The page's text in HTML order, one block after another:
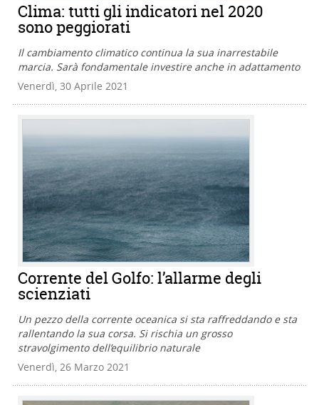
Clima: tutti gli indicatori nel 2020
sono peggiorati
Il cambiamento climatico continua la sua inarrestabile
marcia. Sarà fondamentale investire anche in adattamento
Venerdì, 30 Aprile 2021
Corrente del Golfo: l’allarme degli
scienziati
Un pezzo della corrente oceanica si sta raffreddando e sta
rallentando la sua corsa. Si rischia un grosso
stravolgimento dell’equilibrio naturale
Venerdì, 26 Marzo 2021